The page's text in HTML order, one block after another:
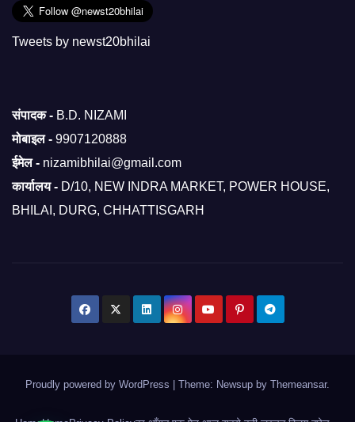
Tweets by newst20bhilai
संपादक - B.D. NIZAMI
मोबाइल - 9907120888
ईमेल - nizamibhilai@gmail.com
कार्यालय - D/10, NEW INDRA MARKET, POWER HOUSE,
BHILAI, DURG, CHHATTISGARH
Proudly powered by WordPress Theme: Newsup by Themeansar.